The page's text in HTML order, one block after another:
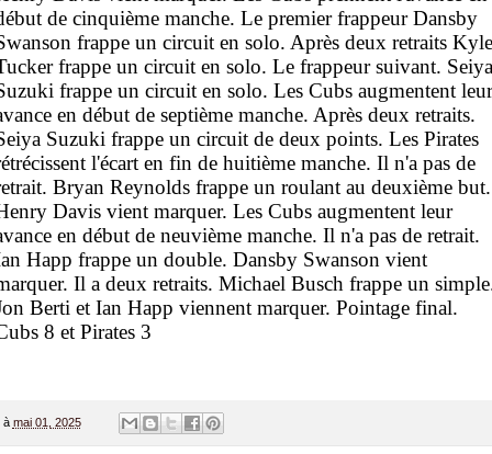
de cinquième manche. Le premier frappeur Dansby
frappe un circuit en solo. Après deux retraits Kyle
frappe un circuit en solo. Le frappeur suivant. Seiya
frappe un circuit en solo. Les Cubs augmentent leur
en début de septième manche. Après deux retraits.
Suzuki frappe un circuit de deux points. Les Pirates
l'écart en fin de huitième manche. Il n'a pas de
Bryan Reynolds frappe un roulant au deuxième but.
Davis vient marquer. Les Cubs augmentent leur
en début de neuvième manche. Il n'a pas de retrait.
Happ frappe un double. Dansby Swanson vient
Il a deux retraits. Michael Busch frappe un
Berti et Ian Happ viennent marquer. Pointage final.
8 et Pirates 3
à mai 01, 2025